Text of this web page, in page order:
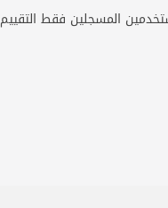
المسجلين فقط التقييم